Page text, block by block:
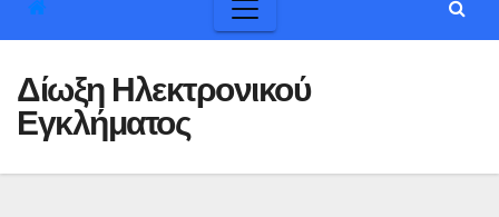
Δίωξη Ηλεκτρονικού
Εγκλήματος